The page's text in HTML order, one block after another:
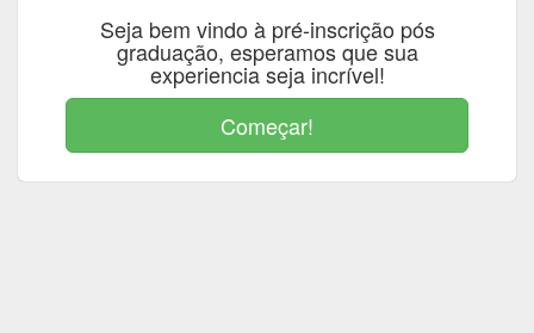
Seja bem vindo à pré-inscrição pós
graduação, esperamos que sua
experiencia seja incrível!
Começar!